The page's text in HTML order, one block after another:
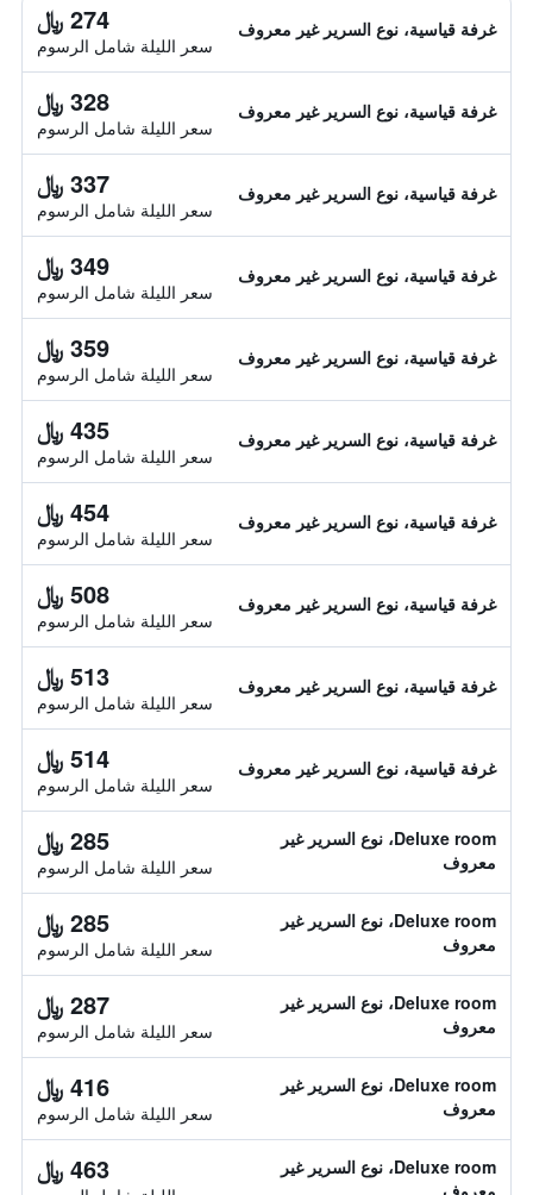
غرفة قياسية، نوع السرير غير معروف 274 ﷼
سعر الليلة شامل الرسوم
غرفة قياسية، نوع السرير غير معروف 328 ﷼
سعر الليلة شامل الرسوم
غرفة قياسية، نوع السرير غير معروف 337 ﷼
سعر الليلة شامل الرسوم
غرفة قياسية، نوع السرير غير معروف 349 ﷼
سعر الليلة شامل الرسوم
غرفة قياسية، نوع السرير غير معروف 359 ﷼
سعر الليلة شامل الرسوم
غرفة قياسية، نوع السرير غير معروف 435 ﷼
سعر الليلة شامل الرسوم
غرفة قياسية، نوع السرير غير معروف 454 ﷼
سعر الليلة شامل الرسوم
غرفة قياسية، نوع السرير غير معروف 508 ﷼
سعر الليلة شامل الرسوم
غرفة قياسية، نوع السرير غير معروف 513 ﷼
سعر الليلة شامل الرسوم
غرفة قياسية، نوع السرير غير معروف 514 ﷼
سعر الليلة شامل الرسوم
Deluxe room، نوع السرير غير
معروف
285 ﷼
سعر الليلة شامل الرسوم
Deluxe room، نوع السرير غير
معروف
285 ﷼
سعر الليلة شامل الرسوم
Deluxe room، نوع السرير غير
معروف
287 ﷼
سعر الليلة شامل الرسوم
Deluxe room، نوع السرير غير
معروف
416 ﷼
سعر الليلة شامل الرسوم
Deluxe room، نوع السرير غير
معروف
463 ﷼